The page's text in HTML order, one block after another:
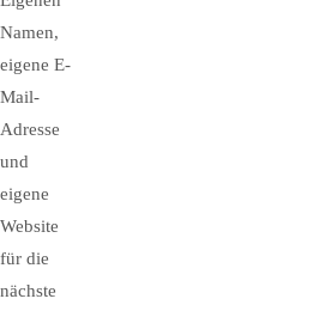
Namen,
eigene E-
Mail-
Adresse
und
eigene
Website
für die
nächste